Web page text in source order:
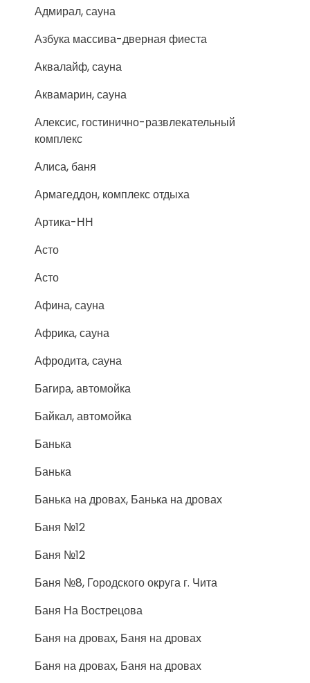
Адмирал, сауна
Азбука массива-дверная фиеста
Аквалайф, сауна
Аквамарин, сауна
Алексис, гостинично-развлекательный
комплекс
Алиса, баня
Армагеддон, комплекс отдыха
Артика-НН
Асто
Асто
Афина, сауна
Африка, сауна
Афродита, сауна
Багира, автомойка
Байкал, автомойка
Банька
Банька
Банька на дровах, Банька на дровах
Баня №12
Баня №12
Баня №8, Городского округа г. Чита
Баня На Вострецова
Баня на дровах, Баня на дровах
Баня на дровах, Баня на дровах